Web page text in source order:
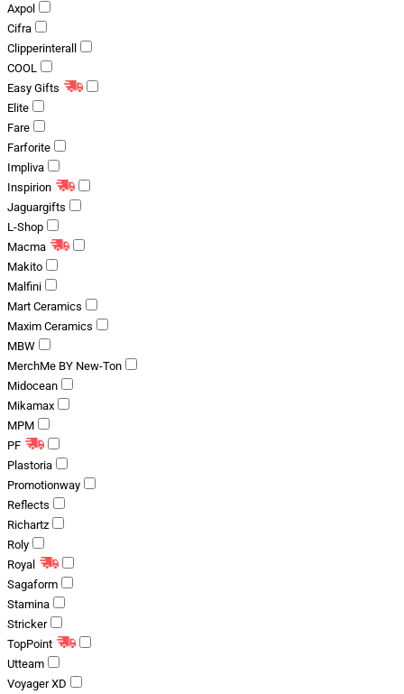
Axpol
Cifra
Clipperinterall
COOL
Easy Gifts
Elite
Fare
Farforite
Impliva
Inspirion
Jaguargifts
L-Shop
Macma
Makito
Malfini
Mart Ceramics
Maxim Ceramics
MBW
MerchMe BY New-Ton
Midocean
Mikamax
MPM
PF
Plastoria
Promotionway
Reflects
Richartz
Roly
Royal
Sagaform
Stamina
Stricker
TopPoint
Utteam
Voyager XD